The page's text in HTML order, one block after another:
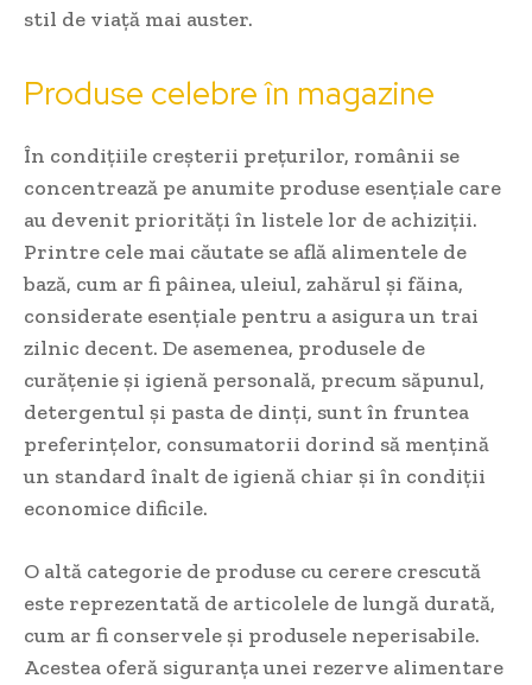
stil de viață mai auster.
Produse celebre în magazine
În condițiile creșterii prețurilor, românii se
concentrează pe anumite produse esențiale care
au devenit priorități în listele lor de achiziții.
Printre cele mai căutate se află alimentele de
bază, cum ar fi pâinea, uleiul, zahărul și făina,
considerate esențiale pentru a asigura un trai
zilnic decent. De asemenea, produsele de
curățenie și igienă personală, precum săpunul,
detergentul și pasta de dinți, sunt în fruntea
preferințelor, consumatorii dorind să mențină
un standard înalt de igienă chiar și în condiții
economice dificile.
O altă categorie de produse cu cerere crescută
este reprezentată de articolele de lungă durată,
cum ar fi conservele și produsele neperisabile.
Acestea oferă siguranța unei rezerve alimentare